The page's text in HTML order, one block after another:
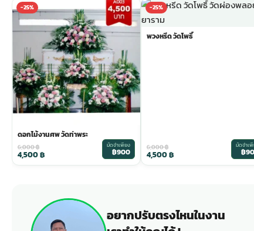
-25%
ดอกไม้งานศพ วัดท่าพระ
6,000฿
4,500฿
มัดจำเพียง
฿900
-25%
พวงหรีด วัดโพธิ์
6,000฿
4,500฿
มัดจำเ
฿
อยากปรับตรงไหนในงาน